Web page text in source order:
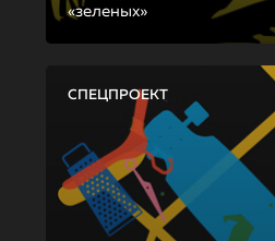
«зеленых»
СПЕЦПРОЕКТ